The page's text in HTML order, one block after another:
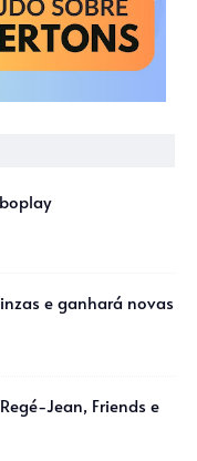
e ganhará novas
Jean, Friends e